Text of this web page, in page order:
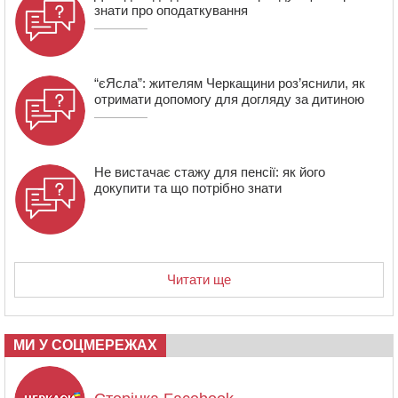
який відсидів термін у колонії
знати про оподаткування
“єЯсла”: жителям Черкащини роз’яснили, як
отримати допомогу для догляду за дитиною
Не вистачає стажу для пенсії: як його
докупити та що потрібно знати
Читати ще
МИ У СОЦМЕРЕЖАХ